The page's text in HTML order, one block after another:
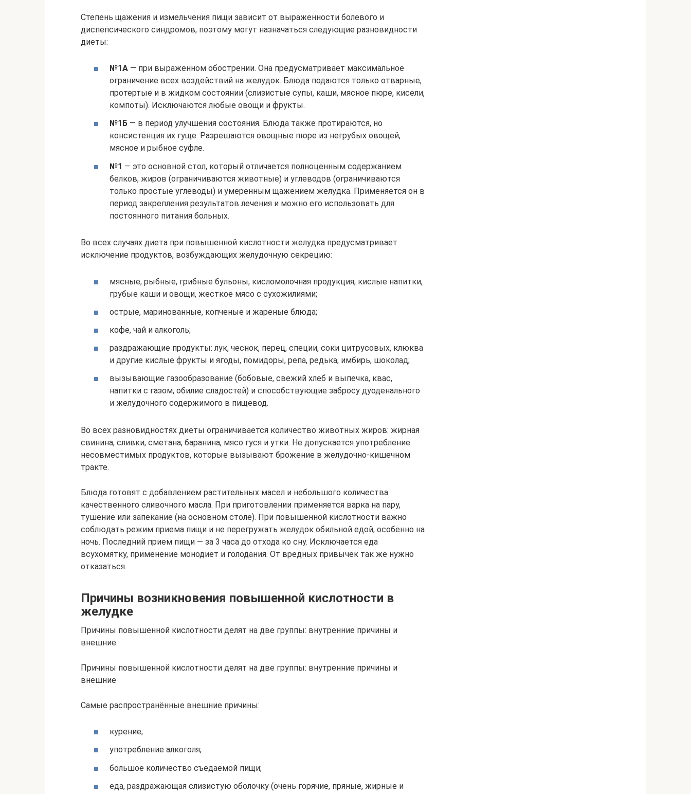
Степень щажения и измельчения пищи зависит от выраженности болевого и
диспепсического синдромов, поэтому могут назначаться следующие разновидности
диеты:
№1А — при выраженном обострении. Она предусматривает максимальное
ограничение всех воздействий на желудок. Блюда подаются только отварные,
протертые и в жидком состоянии (слизистые супы, каши, мясное пюре, кисели,
компоты). Исключаются любые овощи и фрукты.
№1Б — в период улучшения состояния. Блюда также протираются, но
консистенция их гуще. Разрешаются овощные пюре из негрубых овощей,
мясное и рыбное суфле.
№1 — это основной стол, который отличается полноценным содержанием
белков, жиров (ограничиваются животные) и углеводов (ограничиваются
только простые углеводы) и умеренным щажением желудка. Применяется он в
период закрепления результатов лечения и можно его использовать для
постоянного питания больных.
Во всех случаях диета при повышенной кислотности желудка предусматривает
исключение продуктов, возбуждающих желудочную секрецию:
мясные, рыбные, грибные бульоны, кисломолочная продукция, кислые напитки,
грубые каши и овощи, жесткое мясо с сухожилиями;
острые, маринованные, копченые и жареные блюда;
кофе, чай и алкоголь;
раздражающие продукты: лук, чеснок, перец, специи, соки цитрусовых, клюква
и другие кислые фрукты и ягоды, помидоры, репа, редька, имбирь, шоколад;
вызывающие газообразование (бобовые, свежий хлеб и выпечка, квас,
напитки с газом, обилие сладостей) и способствующие забросу дуоденального
и желудочного содержимого в пищевод.
Во всех разновидностях диеты ограничивается количество животных жиров: жирная
свинина, сливки, сметана, баранина, мясо гуся и утки. Не допускается употребление
несовместимых продуктов, которые вызывают брожение в желудочно-кишечном
тракте.
Блюда готовят с добавлением растительных масел и небольшого количества
качественного сливочного масла. При приготовлении применяется варка на пару,
тушение или запекание (на основном столе). При повышенной кислотности важно
соблюдать режим приема пищи и не перегружать желудок обильной едой, особенно на
ночь. Последний прием пищи — за 3 часа до отхода ко сну. Исключается еда
всухомятку, применение монодиет и голодания. От вредных привычек так же нужно
отказаться.
Причины возникновения повышенной кислотности в
желудке
Причины повышенной кислотности делят на две группы: внутренние причины и
внешние.
Причины повышенной кислотности делят на две группы: внутренние причины и
внешние
Самые распространённые внешние причины:
курение;
употребление алкоголя;
большое количество съедаемой пищи;
еда, раздражающая слизистую оболочку (очень горячие, пряные, жирные и